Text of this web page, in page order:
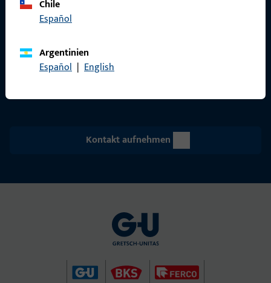
Chile
Español
Argentinien
Español | English
GU Baubeschläge Aus­tria GmbH
office@g-u.at
Kontakt aufnehmen